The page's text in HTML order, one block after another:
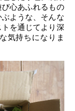
心あふれるもの
ような、そんな
を通じてより深
気持ちになりま